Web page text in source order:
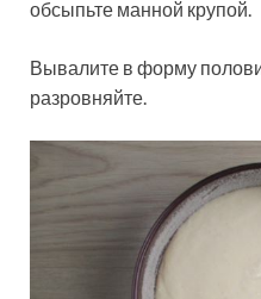
обсыпьте манной крупой.
Вывалите в форму
разровняйте.